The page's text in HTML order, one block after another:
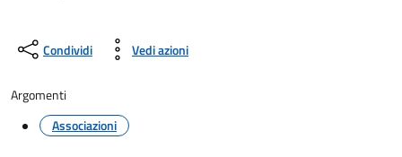
Condividi Vedi azioni
Argomenti
Associazioni